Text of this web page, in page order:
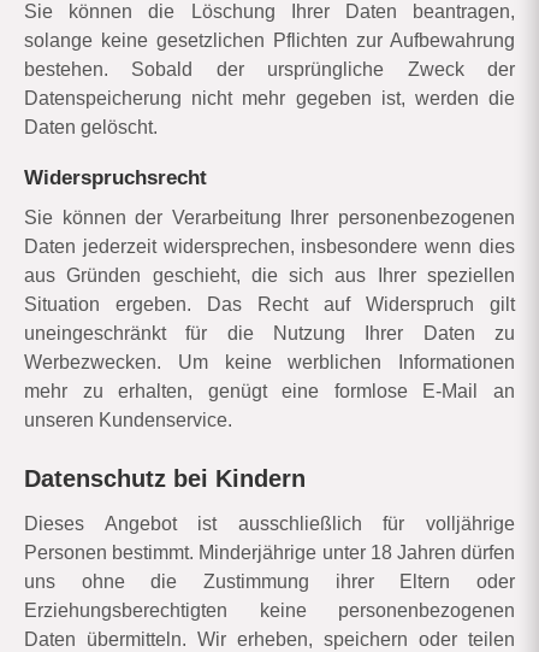
Sie können die Löschung Ihrer Daten beantragen,
solange keine gesetzlichen Pflichten zur Aufbewahrung
bestehen. Sobald der ursprüngliche Zweck der
Datenspeicherung nicht mehr gegeben ist, werden die
Daten gelöscht.
Widerspruchsrecht
Sie können der Verarbeitung Ihrer personenbezogenen
Daten jederzeit widersprechen, insbesondere wenn dies
aus Gründen geschieht, die sich aus Ihrer speziellen
Situation ergeben. Das Recht auf Widerspruch gilt
uneingeschränkt für die Nutzung Ihrer Daten zu
Werbezwecken. Um keine werblichen Informationen
mehr zu erhalten, genügt eine formlose E-Mail an
unseren Kundenservice.
Datenschutz bei Kindern
Dieses Angebot ist ausschließlich für volljährige
Personen bestimmt. Minderjährige unter 18 Jahren dürfen
uns ohne die Zustimmung ihrer Eltern oder
Erziehungsberechtigten keine personenbezogenen
Daten übermitteln. Wir erheben, speichern oder teilen